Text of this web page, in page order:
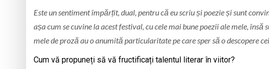
Este un sentiment împărțit, dual, pentru că eu scriu și poezie și sunt
așa cum se cuvine la acest festival, cu cele mai bune poezii ale mele,
mele de proză au o anumită particularitate pe care sper să o descopere
Cum vă propuneți să vă fructificați talentul literar în viitor?